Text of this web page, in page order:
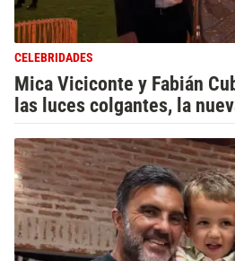
CELEBRIDADES
Mica Viciconte y Fabián
las luces colgantes, la